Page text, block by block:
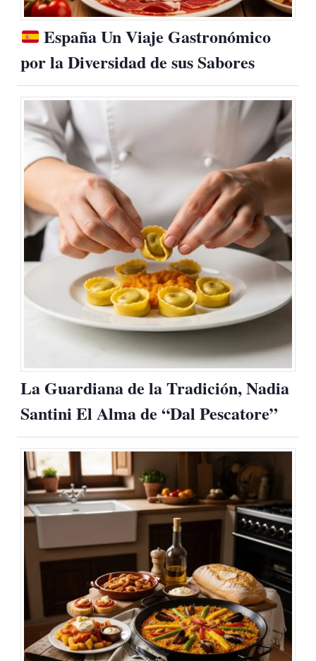
España Un Viaje Gastronómico
por la Diversidad de sus Sabores
La Guardiana de la Tradición, Nadia
Santini El Alma de “Dal Pescatore”